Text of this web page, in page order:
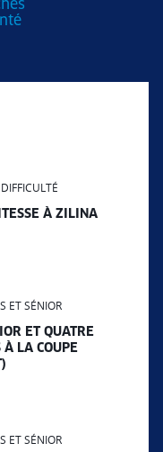
À ZILINA
ET SÉNIOR
ET QUATRE
À LA COUPE
ET SÉNIOR